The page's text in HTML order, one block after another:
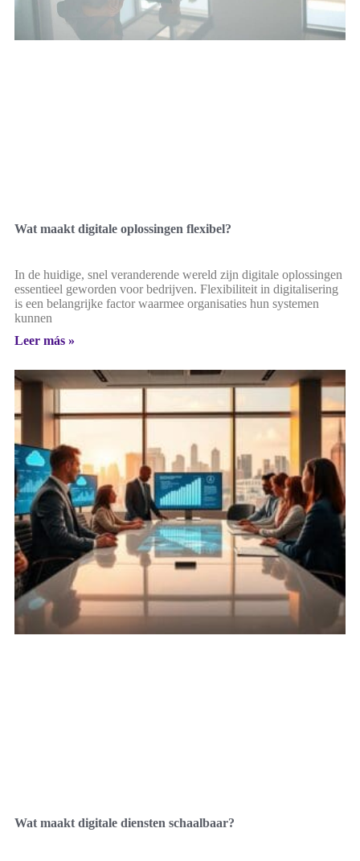
Wat maakt digitale oplossingen flexibel?
In de huidige, snel veranderende wereld zijn digitale oplossingen
essentieel geworden voor bedrijven. Flexibiliteit in digitalisering
is een belangrijke factor waarmee organisaties hun systemen
kunnen
Leer más »
Wat maakt digitale diensten schaalbaar?